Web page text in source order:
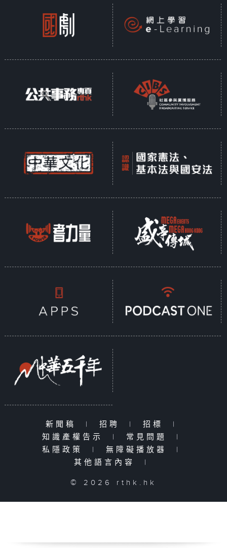
新聞稿 | 招聘 | 招標
|
知識產權告示
| 常見問題
|
私隱政策
| 無障礙播放器
|
其他語言內容
|
© 2026 rthk.hk